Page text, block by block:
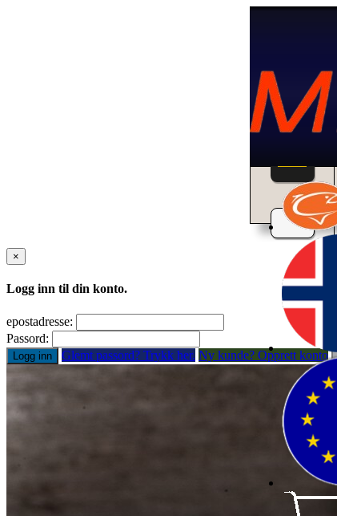
×
Logg inn til din konto.
epostadresse:
Passord:
Logg inn Glemt passord? Trykk her. Ny kunde? Opprett konto